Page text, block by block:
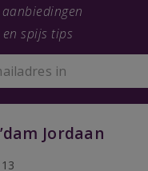
spijs tips
Jordaan